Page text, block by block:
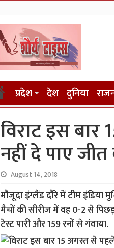
प्रदेश देश दुनिया
विराट इस
नहीं दे पाए
August 14, 2018
मौजूदा इंग्लैंड दौरे में टीम
मैचों की सीरीज में वह 0-2 से
टेस्ट पारी और 159 रनों से गंवाया.